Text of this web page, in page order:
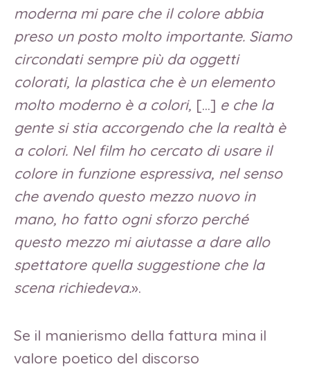
moderna mi pare che il colore abbia
preso un posto molto importante. Siamo
circondati sempre più da oggetti
colorati, la plastica che è un elemento
molto moderno è a colori, […] e che la
gente si stia accorgendo che la realtà è
a colori. Nel film ho cercato di usare il
colore in funzione espressiva, nel senso
che avendo questo mezzo nuovo in
mano, ho fatto ogni sforzo perché
questo mezzo mi aiutasse a dare allo
spettatore quella suggestione che la
scena richiedeva.».
Se il manierismo della fattura mina il
valore poetico del discorso